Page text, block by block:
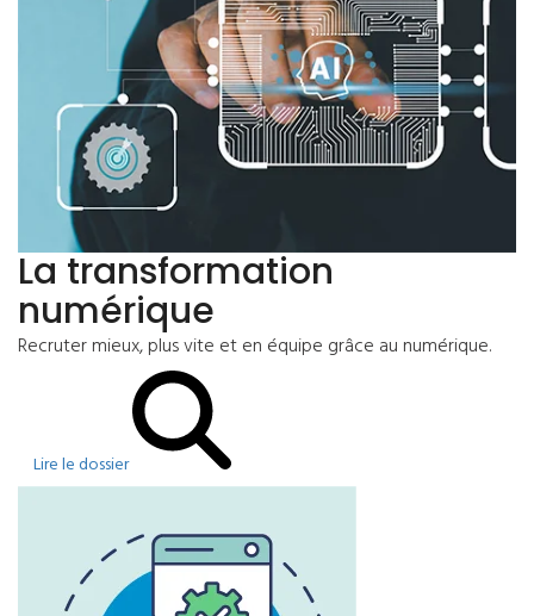
La transformation
numérique
Recruter mieux, plus vite et en équipe grâce au numérique.
Lire le dossier